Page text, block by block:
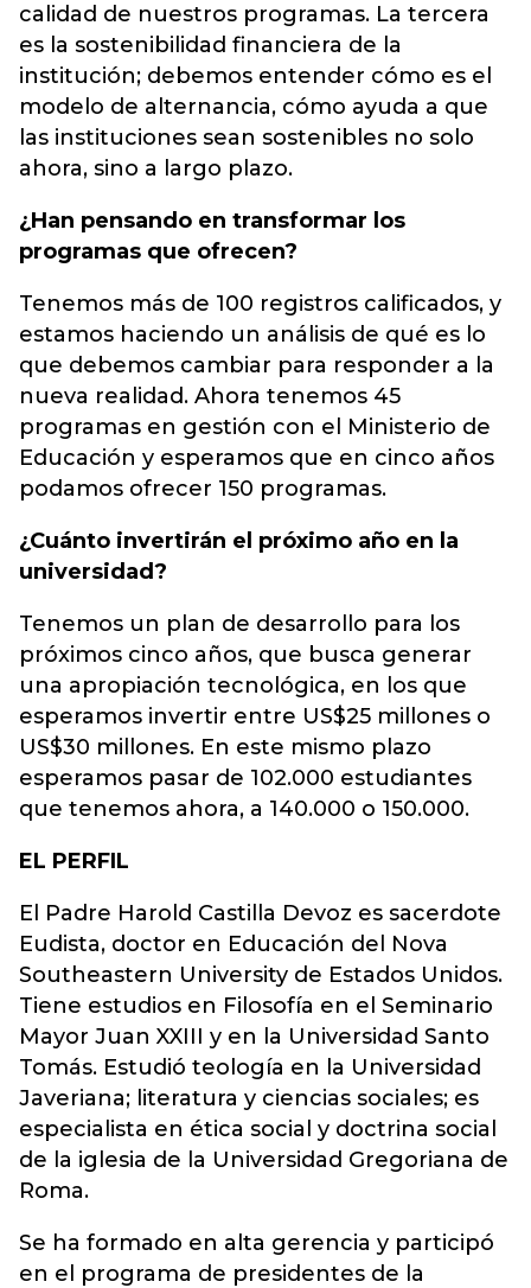
calidad de nuestros programas. La tercera
es la sostenibilidad financiera de la
institución; debemos entender cómo es el
modelo de alternancia, cómo ayuda a que
las instituciones sean sostenibles no solo
ahora, sino a largo plazo.
¿Han pensando en transformar los
programas que ofrecen?
Tenemos más de 100 registros calificados, y
estamos haciendo un análisis de qué es lo
que debemos cambiar para responder a la
nueva realidad. Ahora tenemos 45
programas en gestión con el Ministerio de
Educación y esperamos que en cinco años
podamos ofrecer 150 programas.
¿Cuánto invertirán el próximo año en la
universidad?
Tenemos un plan de desarrollo para los
próximos cinco años, que busca generar
una apropiación tecnológica, en los que
esperamos invertir entre US$25 millones o
US$30 millones. En este mismo plazo
esperamos pasar de 102.000 estudiantes
que tenemos ahora, a 140.000 o 150.000.
EL PERFIL
El Padre Harold Castilla Devoz es sacerdote
Eudista, doctor en Educación del Nova
Southeastern University de Estados Unidos.
Tiene estudios en Filosofía en el Seminario
Mayor Juan XXIII y en la Universidad Santo
Tomás. Estudió teología en la Universidad
Javeriana; literatura y ciencias sociales; es
especialista en ética social y doctrina social
de la iglesia de la Universidad Gregoriana de
Roma.
Se ha formado en alta gerencia y participó
en el programa de presidentes de la